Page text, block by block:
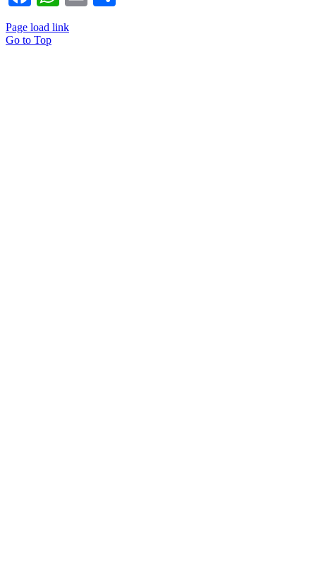
Page load link
Go to Top